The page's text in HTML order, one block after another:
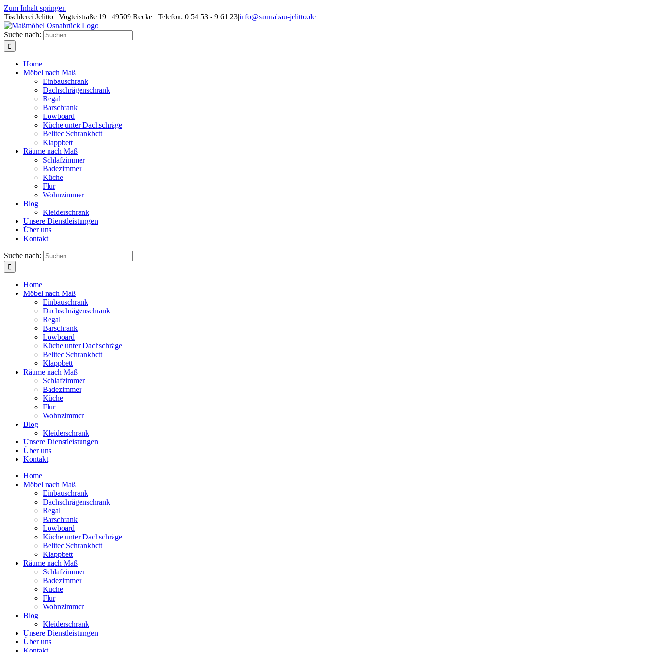
Zum Inhalt springen
Tischlerei Jelitto | Vogteistraße 19 | 49509 Recke | Telefon: 0 54 53 - 9 61 23|info@saunabau-jelitto.de
Suche nach:
Home
Möbel nach Maß
Einbauschrank
Dachschrägenschrank
Regal
Barschrank
Lowboard
Küche unter Dachschräge
Belitec Schrankbett
Klappbett
Räume nach Maß
Schlafzimmer
Badezimmer
Küche
Flur
Wohnzimmer
Blog
Kleiderschrank
Unsere Dienstleistungen
Über uns
Kontakt
Suche nach:
Home
Möbel nach Maß
Einbauschrank
Dachschrägenschrank
Regal
Barschrank
Lowboard
Küche unter Dachschräge
Belitec Schrankbett
Klappbett
Räume nach Maß
Schlafzimmer
Badezimmer
Küche
Flur
Wohnzimmer
Blog
Kleiderschrank
Unsere Dienstleistungen
Über uns
Kontakt
Home
Möbel nach Maß
Einbauschrank
Dachschrägenschrank
Regal
Barschrank
Lowboard
Küche unter Dachschräge
Belitec Schrankbett
Klappbett
Räume nach Maß
Schlafzimmer
Badezimmer
Küche
Flur
Wohnzimmer
Blog
Kleiderschrank
Unsere Dienstleistungen
Über uns
Kontakt